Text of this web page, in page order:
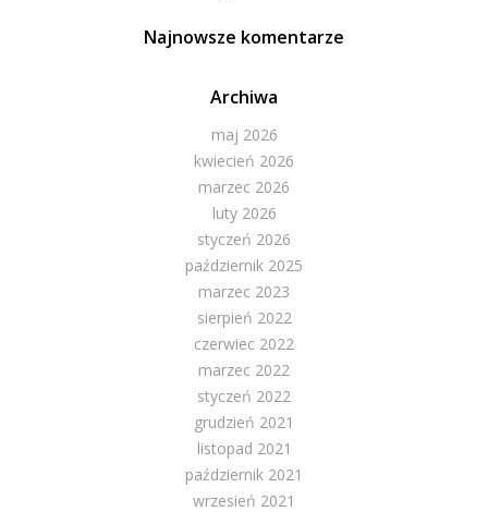
Najnowsze komentarze
Archiwa
maj 2026
kwiecień 2026
marzec 2026
luty 2026
styczeń 2026
październik 2025
marzec 2023
sierpień 2022
czerwiec 2022
marzec 2022
styczeń 2022
grudzień 2021
listopad 2021
październik 2021
wrzesień 2021